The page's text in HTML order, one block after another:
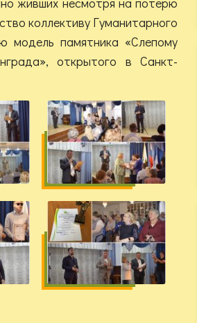
коллективу Гуманитарного
модель памятника «Слепому
открытого в Санкт-